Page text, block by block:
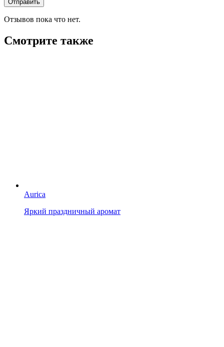
Отзывов пока что нет.
Смотрите также
Aurica
Яркий праздничный аромат